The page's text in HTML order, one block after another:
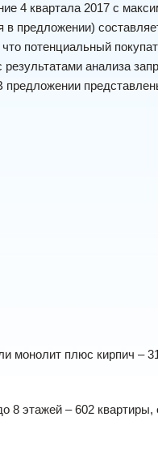
4 квартала 2017 с
предложении)
потенциальный
анализа
предложении
монолит плюс кирпич –
этажей – 602 квартиры,